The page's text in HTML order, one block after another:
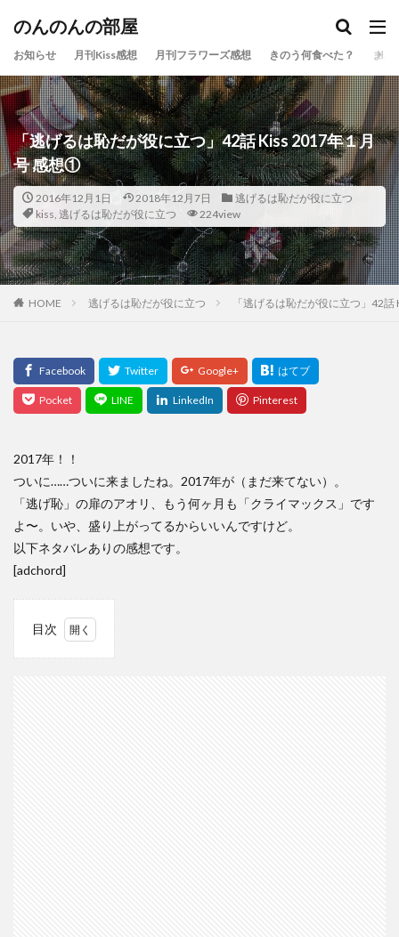
のんのんの部屋
お知らせ 月刊Kiss感想 月刊フラワーズ感想 きのう何食べた？ まん
「逃げるは恥だが役に立つ」42話 Kiss 2017年１月
号 感想①
2016年12月1日 2018年12月7日
逃げるは恥だが役に立つ
kiss, 逃げるは恥だが役に立つ 224view
HOME 逃げるは恥だが役に立つ 「逃げるは恥だが役に立つ」42
2017年！！
ついに……ついに来ましたね。2017年が（まだ来てない）。
「逃げ恥」の扉のアオリ、もう何ヶ月も「クライマックス」です
よ〜。いや、盛り上がってるからいいんですけど。
以下ネタバレありの感想です。
[adchord]
目次